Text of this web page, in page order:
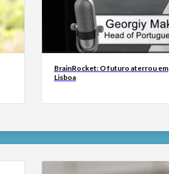
BrainRocket: O futuro aterrou em
Lisboa